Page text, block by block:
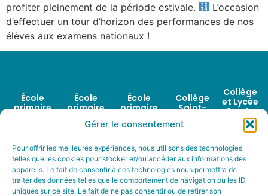
Gérer le consentement
Pour offrir les meilleures expériences, nous utilisons des technologies
telles que les cookies pour stocker et/ou accéder aux informations des
appareils. Le fait de consentir à ces technologies nous permettra de
traiter des données telles que le comportement de navigation ou les ID
uniques sur ce site. Le fait de ne pas consentir ou de retirer son
profiter pleinement de la période estivale.
L’occasion
d’effectuer un tour d’horizon des performances de nos
élèves aux examens nationaux !
École
primaire
avenue
de la Mare
Guesclin
35230
École
primaire
Sainte
Rose de
Rue de
Gavrinis
35170 Bruz
Tél : 02 99
École
primaire
Providence
1 bis
avenue
Alphonse
Legault
Collège
Saint-
de la Mare
Guesclin
35230
Collège
et Lycée
Saint-
Joseph
3 avenue
Alphonse
Legault
35170 Bruz
Tél : 02 99